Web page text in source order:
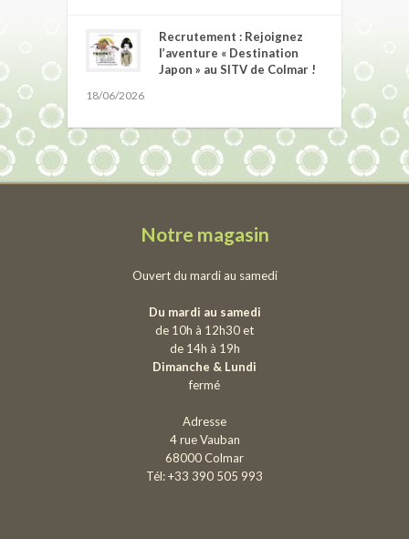
Recrutement : Rejoignez
l’aventure « Destination
Japon » au SITV de Colmar !
18/06/2026
Notre magasin
Ouvert du mardi au samedi
Du mardi au samedi
de 10h à 12h30 et
de 14h à 19h
Dimanche & Lundi
fermé
Adresse
4 rue Vauban
68000 Colmar
Tél: +33 390 505 993